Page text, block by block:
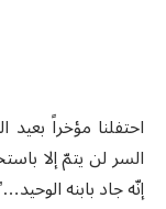
احتفلنا مؤخراً
السر لن يتمّ إلا
إنّه جاد بابنه الوحيد…”